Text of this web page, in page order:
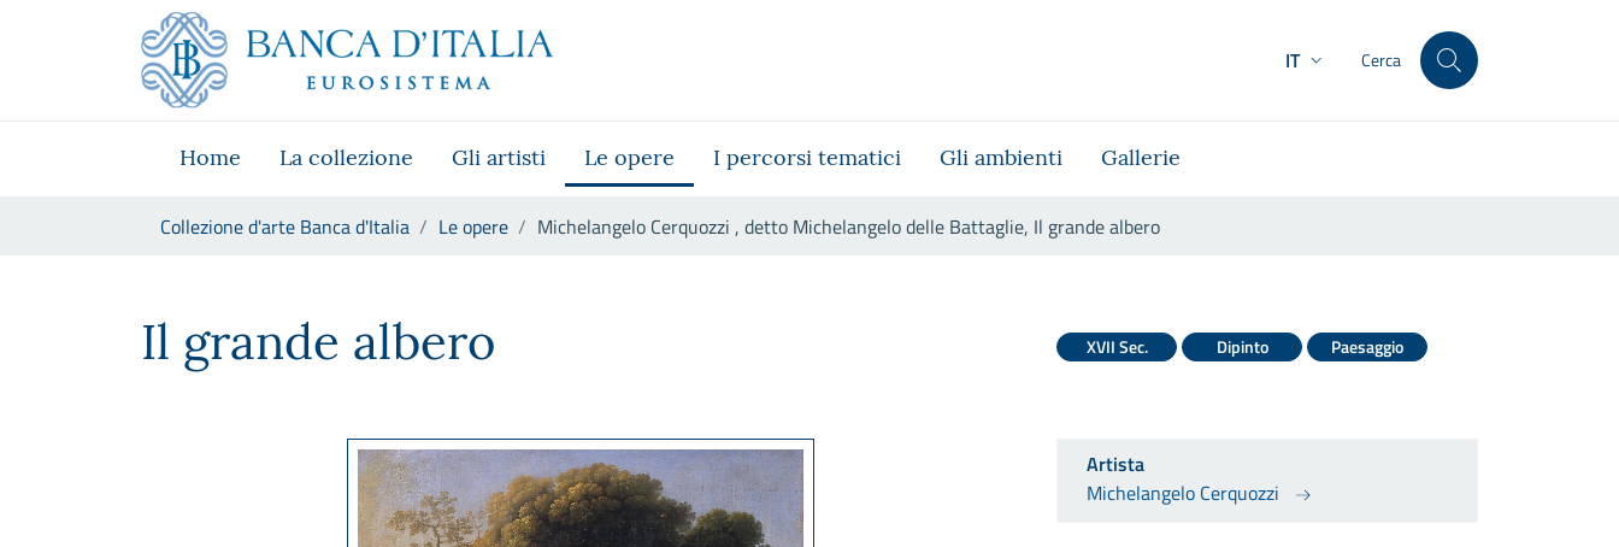
Skip to Main Content
Vai al sito istituzionale
Vai al menu di navigazione
Vai alla ricerca
Vai ai contenuti
IT Cerca
Home La collezione Gli artisti Le opere I percorsi tematici Gli ambienti Gallerie
Collezione d'arte Banca d'Italia Le opere Michelangelo Cerquozzi , detto Michelangelo delle Battaglie, Il grande albero
Il grande albero XVII Sec. Dipinto Paesaggio
Artista
Michelangelo Cerquozzi